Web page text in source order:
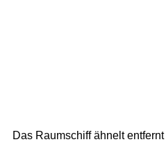
Das Raumschiff ähnelt